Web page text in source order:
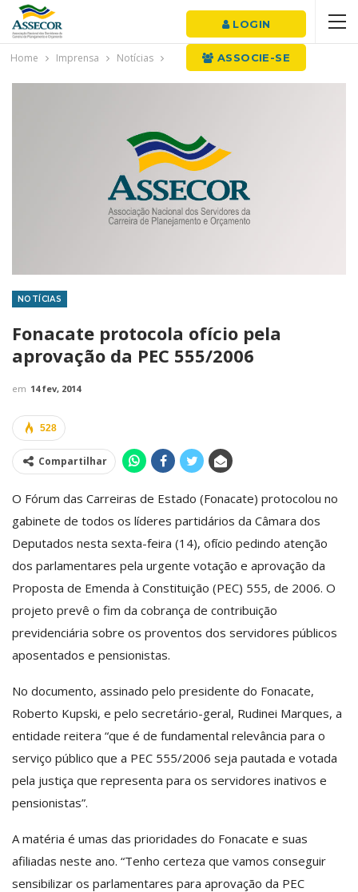
LOGIN
ASSOCIE-SE
Home Imprensa Notícias
NOTÍCIAS
Fonacate protocola ofício pela
aprovação da PEC 555/2006
em 14 fev, 2014
528
Compartilhar
O Fórum das Carreiras de Estado (Fonacate) protocolou no
gabinete de todos os líderes partidários da Câmara dos
Deputados nesta sexta-feira (14), ofício pedindo atenção
dos parlamentares pela urgente votação e aprovação da
Proposta de Emenda à Constituição (PEC) 555, de 2006. O
projeto prevê o fim da cobrança de contribuição
previdenciária sobre os proventos dos servidores públicos
aposentados e pensionistas.
No documento, assinado pelo presidente do Fonacate,
Roberto Kupski, e pelo secretário-geral, Rudinei Marques, a
entidade reitera “que é de fundamental relevância para o
serviço público que a PEC 555/2006 seja pautada e votada
pela justiça que representa para os servidores inativos e
pensionistas”.
A matéria é umas das prioridades do Fonacate e suas
afiliadas neste ano. “Tenho certeza que vamos conseguir
sensibilizar os parlamentares para aprovação da PEC